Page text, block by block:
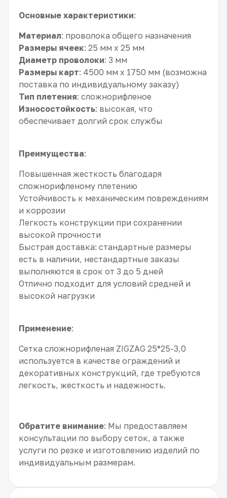
Основные характеристики:
Материал: проволока общего назначения
Размеры ячеек: 25 мм x 25 мм
Диаметр проволоки: 3 мм
Размеры карт: 4500 мм x 1750 мм (возможна
поставка по индивидуальному заказу)
Тип плетения: сложнорифленое
Износостойкость: высокая, что
обеспечивает долгий срок службы
Преимущества:
Повышенная жесткость благодаря
сложнорифленому плетению
Устойчивость к механическим повреждениям
и коррозии
Легкость конструкции при сохранении
высокой прочности
Быстрая доставка: стандартные размеры
есть в наличии, нестандартные заказы
выполняются в срок от 3 до 5 дней
Отлично подходит для условий средней и
высокой нагрузки
Применение:
Сетка сложнорифленая ZIGZAG 25*25-3,0
используется в качестве ограждений и
декоративных конструкций, где требуются
легкость, жесткость и надежность.
Обратите внимание: Мы предоставляем
консультации по выбору сеток, а также
услуги по резке и изготовлению изделий по
индивидуальным размерам.